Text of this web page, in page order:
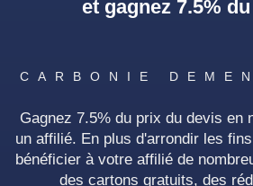
et gagnez 7.5%
CARBONIE
Gagnez 7.5% du prix du devis en
un affilié. En plus d'arrondir les
bénéficier à votre affilié de
des cartons gratuits, des